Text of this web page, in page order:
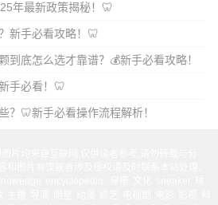
年最新政策揭秘！🦷
新手必看攻略！🦷
到底怎么选才靠谱？💰新手必看攻略！
手必看！🦷
？🦷新手必看操作流程解析！